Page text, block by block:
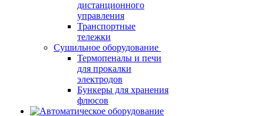
дистанционного
управления
Транспортные
тележки
Сушильное оборудование
Термопеналы и печи
для прокалки
электродов
Бункеры для хранения
флюсов